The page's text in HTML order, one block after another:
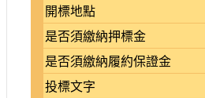
開標地點
是否須繳納押標金
是否須繳納履約保證金
投標文字